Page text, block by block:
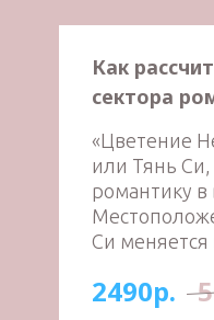
Как
сектора
«Цветение
или Тянь Си,
романтику
Си меняется
2490р.